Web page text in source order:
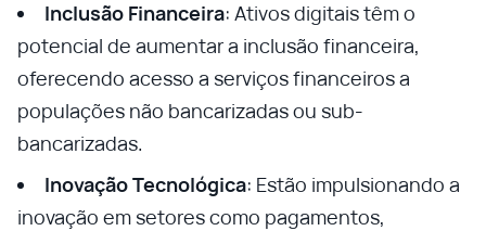
Inclusão Financeira: Ativos digitais têm o
potencial de aumentar a inclusão financeira,
oferecendo acesso a serviços financeiros a
populações não bancarizadas ou sub-
bancarizadas.
Inovação Tecnológica: Estão impulsionando a
inovação em setores como pagamentos,